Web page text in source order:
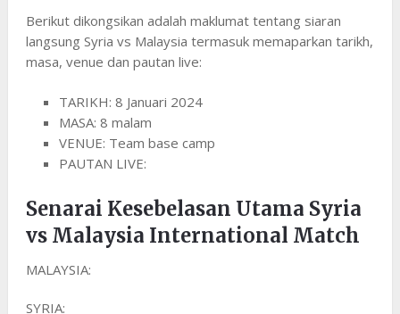
Berikut dikongsikan adalah maklumat tentang siaran
langsung Syria vs Malaysia termasuk memaparkan tarikh,
masa, venue dan pautan live:
TARIKH: 8 Januari 2024
MASA: 8 malam
VENUE: Team base camp
PAUTAN LIVE:
Senarai Kesebelasan Utama Syria
vs Malaysia International Match
MALAYSIA:
SYRIA: